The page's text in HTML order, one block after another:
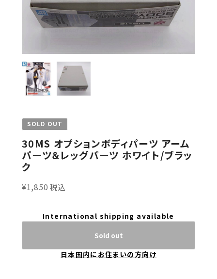
SOLD OUT
30MS オプションボディパーツ アーム
パーツ＆レッグパーツ ホワイト/ブラッ
ク
¥1,850 税込
International shipping available
Sold out
日本国内にお住まいの方向け